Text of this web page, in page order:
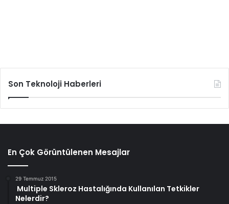
Son Teknoloji Haberleri
En Çok Görüntülenen Mesajlar
29 Temmuz 2015
Multiple Skleroz Hastalığında Kullanılan Tetkikler
Nelerdir?